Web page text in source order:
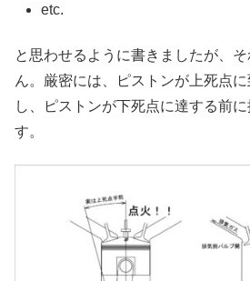
etc.
と思わせるように書きましたが、
ん。厳密には、ピストンが上死点
し、ピストンが下死点に達する前
す。